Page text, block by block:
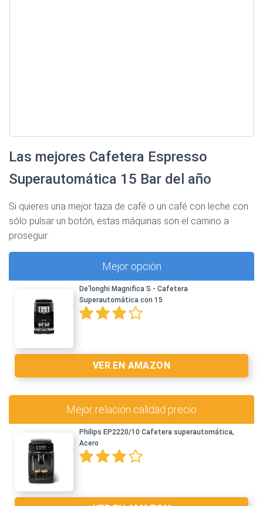
Las mejores Cafetera Espresso
Superautomática 15 Bar del año
Si quieres una mejor taza de café o un café con leche con
sólo pulsar un botón, estas máquinas son el camino a
proseguir.
Mejor opción
De'longhi Magnifica S - Cafetera
Superautomática con 15
VER EN AMAZON
Mejor relación calidad precio
Philips EP2220/10 Cafetera superautomática,
Acero